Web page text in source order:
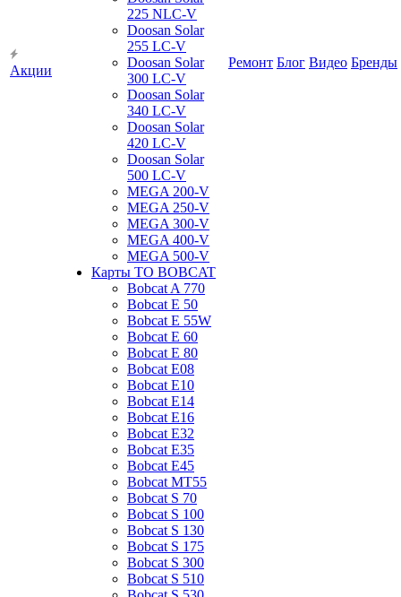
Акции
225 NLC-V
Doosan Solar
255 LC-V
Doosan Solar
300 LC-V
Doosan Solar
340 LC-V
Doosan Solar
420 LC-V
Doosan Solar
500 LC-V
MEGA 200-V
MEGA 250-V
MEGA 300-V
MEGA 400-V
MEGA 500-V
Карты ТО BOBCAT
Bobcat A 770
Bobcat E 50
Bobcat E 55W
Bobcat E 60
Bobcat E 80
Bobcat E08
Bobcat E10
Bobcat E14
Bobcat E16
Bobcat E32
Bobcat E35
Bobcat E45
Bobcat MT55
Bobcat S 70
Bobcat S 100
Bobcat S 130
Bobcat S 175
Bobcat S 300
Bobcat S 510
Ремонт Блог Видео Бренды